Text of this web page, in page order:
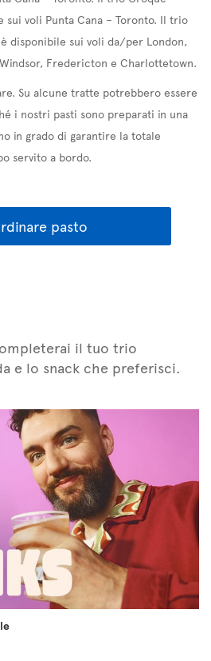
sui voli Punta Cana – Toronto. Il trio
disponibile sui voli da/per London,
Fredericton e Charlottetown.
Su alcune tratte potrebbero essere
i nostri pasti sono preparati in una
in grado di garantire la totale
servito a bordo.
pasto
il tuo trio
e lo snack che preferisci.